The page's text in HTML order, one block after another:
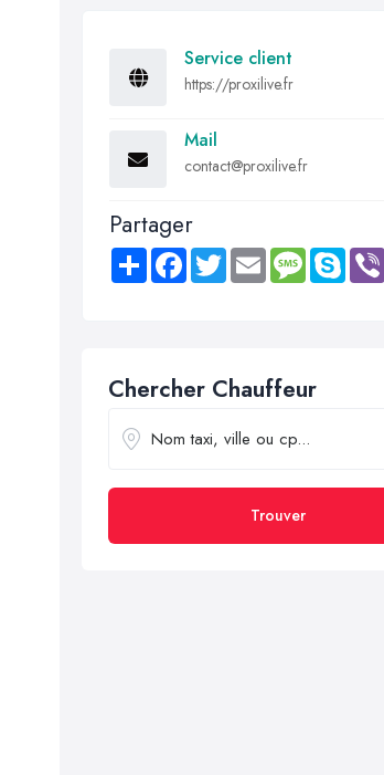
Service client
https://proxilive.fr
Mail
contact@proxilive.fr
Partager
Share FacebookTwitter Email MessageSkype
Chercher Chauffeur
Trouver